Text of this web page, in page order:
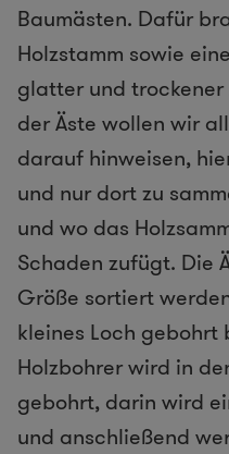
Baumästen. Dafür
Holzstamm sowie
glatter und trockener
der Äste wollen wir
darauf hinweisen,
und nur dort zu
und wo das
Schaden zufügt. Die
Größe sortiert
kleines Loch gebohrt
Holzbohrer wird in
gebohrt, darin wird
und anschließend